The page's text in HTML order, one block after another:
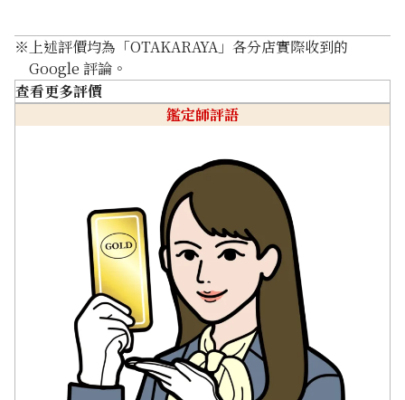
※ 上述評價均為「OTAKARAYA」各分店實際收到的
Google 評論。
查看更多評價
鑑定師評語